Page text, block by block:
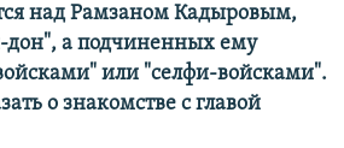
над Рамзаном Кадыровым,
дон", а подчиненных ему
или "селфи-войсками".
о знакомстве с главой